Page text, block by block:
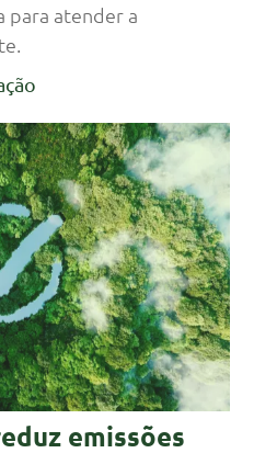
para atender a
emissões